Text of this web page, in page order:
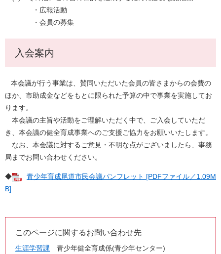
・広報活動
・会員の募集
入会案内
本会議が行う事業は、賛同いただいた会員の皆さまからの会費の
ほか、市助成金などをもとに限られた予算の中で事業を実施してお
ります。
本会議の主旨や活動をご理解いただく中で、ご入会していただ
き、本会議の健全育成事業へのご支援ご協力をお願いいたします。
なお、本会議に対するご意見・不明な点がございましたら、事務
局までお問い合わせください。
◆
青少年育成尾道市民会議パンフレット [PDFファイル／1.09M
B]
このページに関するお問い合わせ先
生涯学習課
青少年健全育成係(青少年センター)